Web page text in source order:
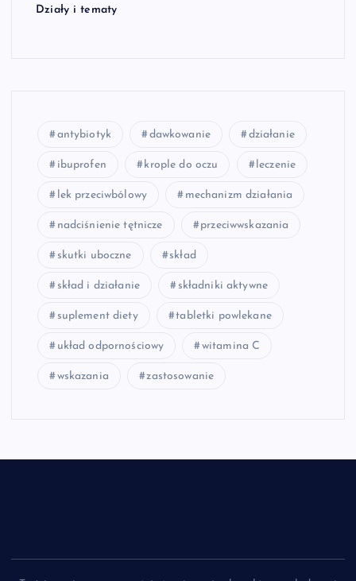
Działy i tematy
antybiotyk dawkowanie działanie
ibuprofen krople do oczu leczenie
lek przeciwbólowy mechanizm działania
nadciśnienie tętnicze przeciwwskazania
skutki uboczne skład
skład i działanie składniki aktywne
suplement diety tabletki powlekane
układ odpornościowy witamina C
wskazania zastosowanie